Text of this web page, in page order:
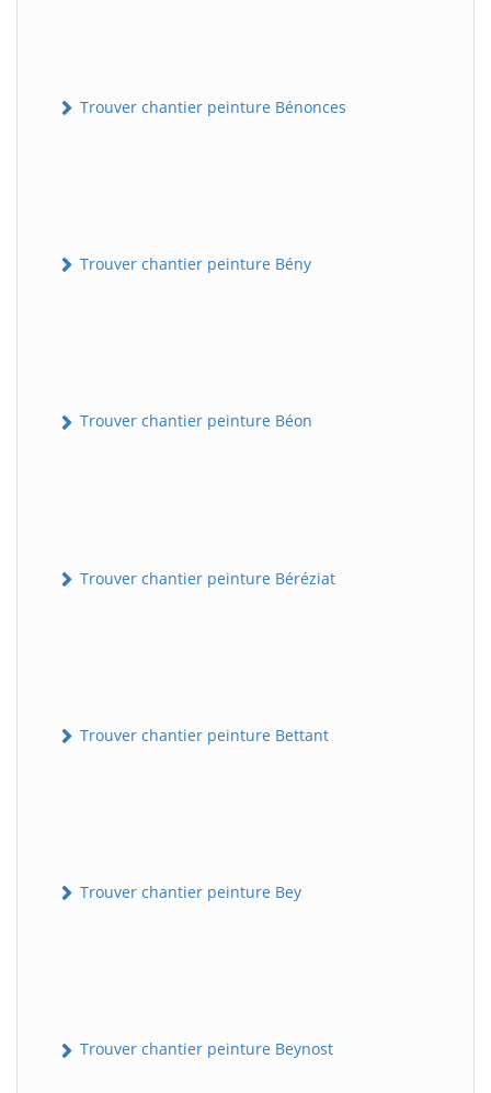
Trouver chantier peinture Bénonces
Trouver chantier peinture Bény
Trouver chantier peinture Béon
Trouver chantier peinture Béréziat
Trouver chantier peinture Bettant
Trouver chantier peinture Bey
Trouver chantier peinture Beynost